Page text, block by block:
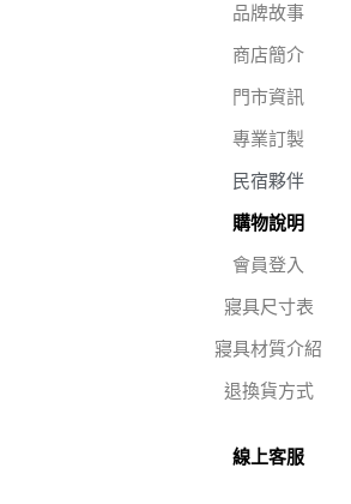
品牌故事
商店簡介
門市資訊
專業訂製
民宿夥伴
購物說明
會員登入
寢具尺寸表
寢具材質介紹
退換貨方式
線上客服